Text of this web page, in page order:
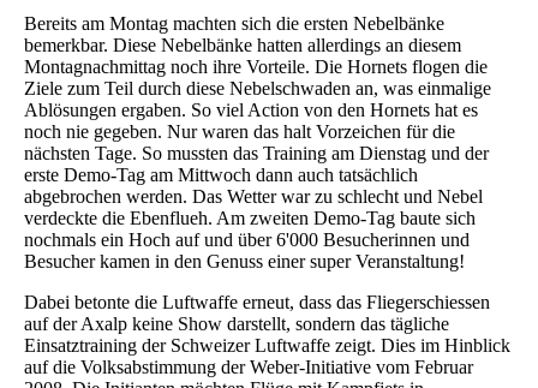
Bereits am Montag machten sich die ersten Nebelbänke
bemerkbar. Diese Nebelbänke hatten allerdings an diesem
Montagnachmittag noch ihre Vorteile. Die Hornets flogen die
Ziele zum Teil durch diese Nebelschwaden an, was einmalige
Ablösungen ergaben. So viel Action von den Hornets hat es
noch nie gegeben. Nur waren das halt Vorzeichen für die
nächsten Tage. So mussten das Training am Dienstag und der
erste Demo-Tag am Mittwoch dann auch tatsächlich
abgebrochen werden. Das Wetter war zu schlecht und Nebel
verdeckte die Ebenflueh. Am zweiten Demo-Tag baute sich
nochmals ein Hoch auf und über 6'000 Besucherinnen und
Besucher kamen in den Genuss einer super Veranstaltung!
Dabei betonte die Luftwaffe erneut, dass das Fliegerschiessen
auf der Axalp keine Show darstellt, sondern das tägliche
Einsatztraining der Schweizer Luftwaffe zeigt. Dies im Hinblick
auf die Volksabstimmung der Weber-Initiative vom Februar